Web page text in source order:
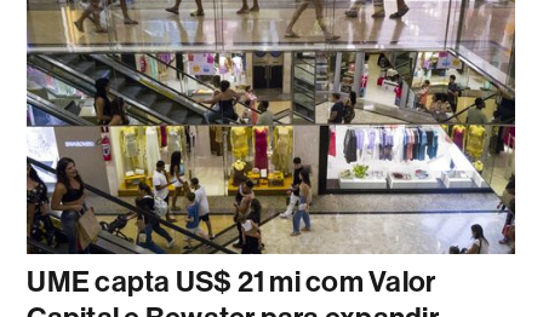
UME capta US$ 21 mi com Valor